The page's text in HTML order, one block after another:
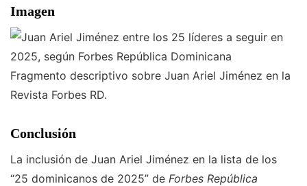
Imagen
Fragmento descriptivo sobre Juan Ariel Jiménez en la
Revista Forbes RD.
Conclusión
La inclusión de Juan Ariel Jiménez en la lista de los
“25 dominicanos de 2025” de Forbes República